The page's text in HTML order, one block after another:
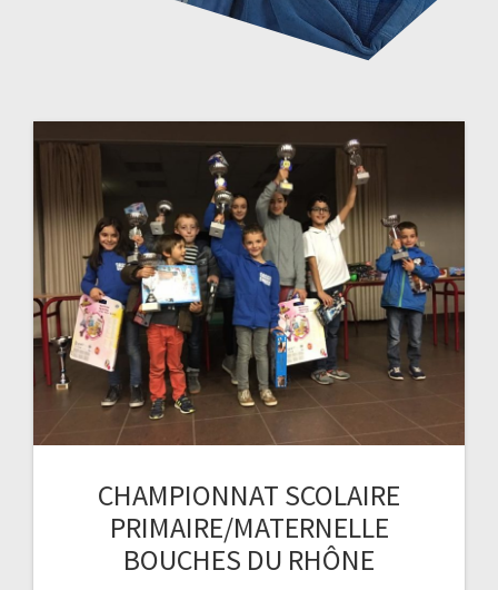
CHAMPIONNAT SCOLAIRE
PRIMAIRE/MATERNELLE
BOUCHES DU RHÔNE